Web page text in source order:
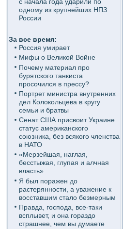
одному из крупнейших НПЗ
России
За все время:
Россия умирает
Мифы о Великой Войне
Почему материал про
бурятского танкиста
просочился в прессу?
Портрет министра внутренних
дел Колокольцева в кругу
семьи и братвы
Сенат США присвоит Украине
статус американского
союзника, без всякого членства
в НАТО
«Мерзейшая, наглая,
бесстыжая, глупая и алчная
власть»
Я был поражен до
растерянности, а уважение к
восставшим стало безмерным
Правда, господа, все-таки
всплывет, и она гораздо
страшнее, чем вы думаете